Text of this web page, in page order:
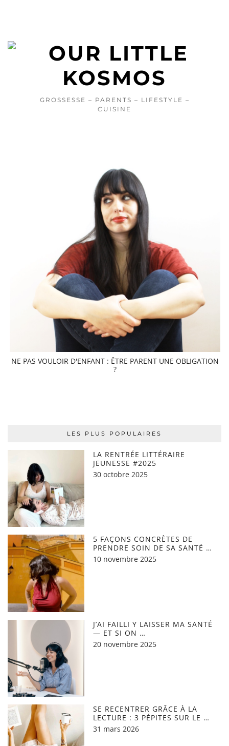
GROSSESSE – PARENTS – LIFESTYLE –
CUISINE
NE PAS VOULOIR D'ENFANT : ÊTRE PARENT UNE OBLIGATION
?
LES PLUS POPULAIRES
LA RENTRÉE LITTÉRAIRE
JEUNESSE #2025
30 octobre 2025
5 FAÇONS CONCRÈTES DE
PRENDRE SOIN DE SA SANTÉ …
10 novembre 2025
J’AI FAILLI Y LAISSER MA SANTÉ
— ET SI ON …
20 novembre 2025
SE RECENTRER GRÂCE À LA
LECTURE : 3 PÉPITES SUR LE …
31 mars 2026